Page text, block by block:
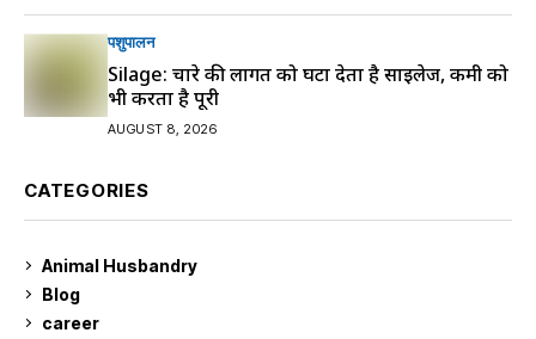
पशुपालन
Silage: चारे की लागत को घटा देता है साइलेज, कमी को
भी करता है पूरी
AUGUST 8, 2026
CATEGORIES
Animal Husbandry
Blog
career